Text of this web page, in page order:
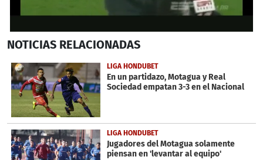
seconds
31
seconds
NOTICIAS RELACIONADAS
LIGA HONDUBET
En un partidazo, Motagua y Real
Sociedad empatan 3-3 en el Nacional
LIGA HONDUBET
Jugadores del Motagua solamente
piensan en 'levantar al equipo'